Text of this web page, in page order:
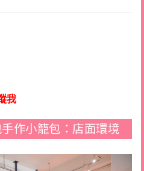
我
作小籠包：店面環境